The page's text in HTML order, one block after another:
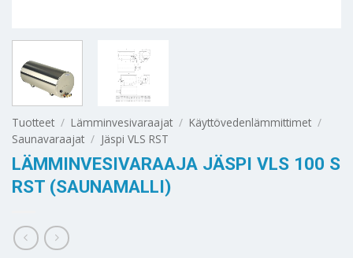
Tuotteet / Lämminvesivaraajat / Käyttövedenlämmittimet /
Saunavaraajat / Jäspi VLS RST
LÄMMINVESIVARAAJA JÄSPI VLS 100 S
RST (SAUNAMALLI)